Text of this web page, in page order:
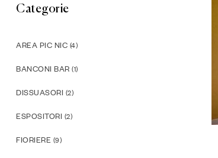
Categorie
AREA PIC NIC (4)
BANCONI BAR (1)
DISSUASORI (2)
ESPOSITORI (2)
FIORIERE (9)